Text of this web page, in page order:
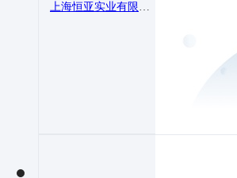
上海恒亚实业有限公司